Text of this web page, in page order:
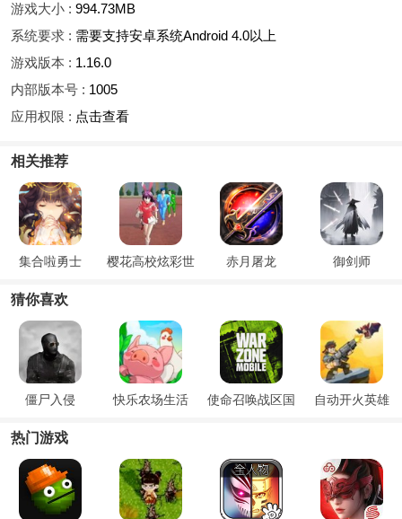
游戏大小 : 994.73MB
系统要求 : 需要支持安卓系统Android 4.0以上
游戏版本 : 1.16.0
内部版本号 : 1005
应用权限 : 点击查看
相关推荐
集合啦勇士
樱花高校炫彩世
赤月屠龙 御剑师
猜你喜欢
僵尸入侵 快乐农场生活
使命召唤战区国
自动开火英雄
热门游戏